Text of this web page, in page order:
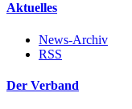
Aktuelles
News-Archiv
RSS
Der Verband